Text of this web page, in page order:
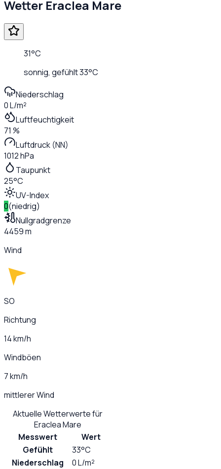
Wetter Eraclea Mare
31°C
sonnig, gefühlt33°C
Niederschlag
0 L/m²
Luftfeuchtigkeit
71 %
Luftdruck (NN)
1012 hPa
Taupunkt
25°C
UV-Index
0(niedrig)
Nullgradgrenze
4459 m
Wind
SO
Richtung
14 km/h
Windböen
7 km/h
mittlerer Wind
Aktuelle Wetterwerte für
Eraclea Mare
Messwert
Wert
Gefühlt
33°C
Niederschlag
0 L/m²